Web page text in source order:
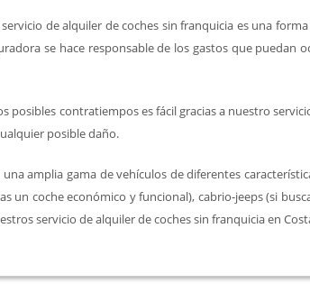
de alquiler de coches sin franquicia es una
se hace responsable de los gastos que
posibles contratiempos es fácil gracias a nuestro
posible daño.
amplia gama de vehículos de diferentes
un coche económico y funcional), cabrio-jeeps (si
servicio de alquiler de coches sin franquicia en